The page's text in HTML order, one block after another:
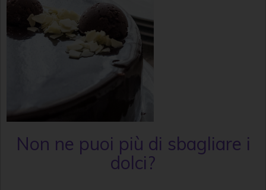
Non ne puoi più di sbagliare i
dolci?